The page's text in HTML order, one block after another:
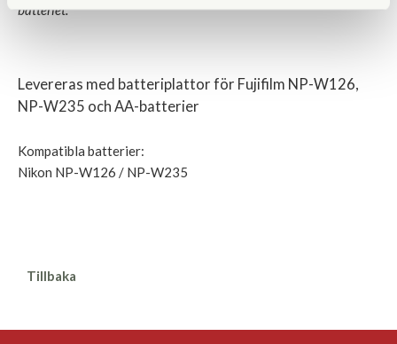
batteriet.
Levereras med batteriplattor för Fujifilm NP-W126,
NP-W235 och AA-batterier
Kompatibla batterier:
Nikon NP-W126 / NP-W235
Tillbaka